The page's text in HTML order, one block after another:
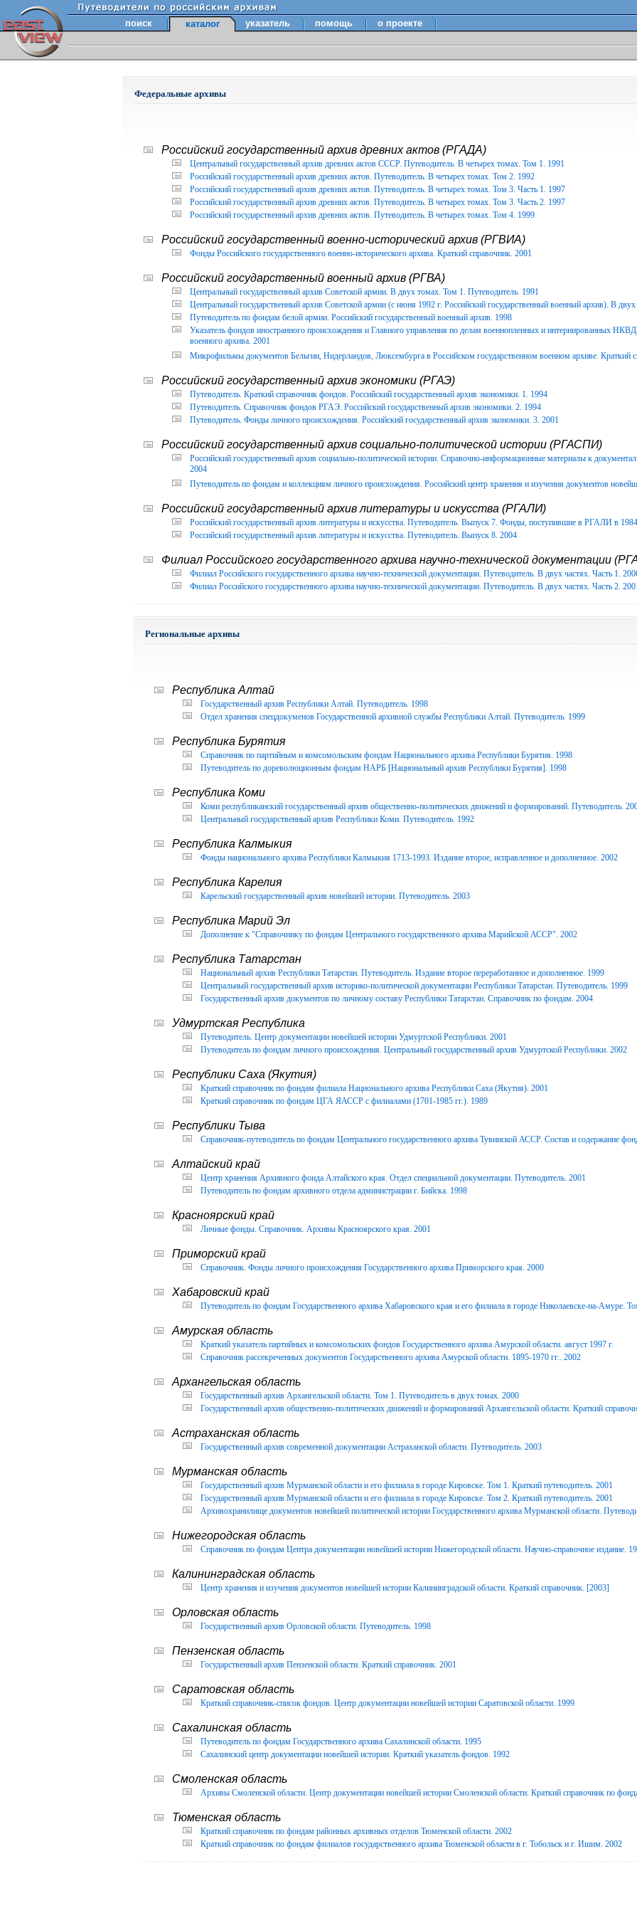
поиск каталог указатель помощь о проекте
Федеральные архивы
Российский государственный архив древних актов (РГАДА)
Центральный государственный архив древних актов СССР. Путеводитель. В четырех томах. Том 1. 1991
Российский государственный архив древних актов. Путеводитель. В четырех томах. Том 2. 1992
Российский государственный архив древних актов. Путеводитель. В четырех томах. Том 3. Часть 1. 1997
Российский государственный архив древних актов. Путеводитель. В четырех томах. Том 3. Часть 2. 1997
Российский государственный архив древних актов. Путеводитель. В четырех томах. Том 4. 1999
Российский государственный военно-исторический архив (РГВИА)
Фонды Российского государственного военно-исторического архива. Краткий справочник. 2001
Российский государственный военный архив (РГВА)
Центральный государственный архив Советской армии. В двух томах. Том 1. Путеводитель. 1991
Центральный государственный архив Советской армии (с июня 1992 г. Российский государственный военный архив). В
Путеводитель по фондам белой армии. Российский государственный военный архив. 1998
Указатель фондов иностранного происхождения и Главного управления по делам военнопленных и интернированных
военного архива. 2001
Микрофильмы документов Бельгии, Нидерландов, Люксембурга в Российском государственном военном архиве. Краткий
Российский государственный архив экономики (РГАЭ)
Путеводитель. Краткий справочник фондов. Российский государственный архив экономики. 1. 1994
Путеводитель. Справочник фондов РГАЭ. Российский государственный архив экономики. 2. 1994
Путеводитель. Фонды личного происхождения. Российский государственный архив экономики. 3. 2001
Российский государственный архив социально-политической истории (РГАСПИ)
Российский государственный архив социально-политической истории. Справочно-информационные материалы к
2004
Путеводитель по фондам и коллекциям личного происхождения. Российский центр хранения и изучения документов
Российский государственный архив литературы и искусства (РГАЛИ)
Российский государственный архив литературы и искусства. Путеводитель. Выпуск 7. Фонды, поступившие в РГАЛИ в
Российский государственный архив литературы и искусства. Путеводитель. Выпуск 8. 2004
Филиал Российского государственного архива научно-технической документации
Филиал Российского государственного архива научно-технической документации. Путеводитель. В двух частях. Часть 1.
Филиал Российского государственного архива научно-технической документации. Путеводитель. В двух частях. Часть 2.
Региональные архивы
Республика Алтай
Государственный архив Республики Алтай. Путеводитель. 1998
Отдел хранения спецдокуменов Государственной архивной службы Республики Алтай. Путеводитель. 1999
Республика Бурятия
Справочник по партийным и комсомольским фондам Национального архива Республики Бурятия. 1998
Путеводитель по дореволюционным фондам НАРБ [Национальный архив Республики Бурятия]. 1998
Республика Коми
Коми республиканский государственный архив общественно-политических движений и формирований. Путеводитель.
Центральный государственный архив Республики Коми. Путеводитель. 1992
Республика Калмыкия
Фонды национального архива Республики Калмыкия 1713-1993. Издание второе, исправленное и дополненное. 2002
Республика Карелия
Карельский государственный архив новейшей истории. Путеводитель. 2003
Республика Марий Эл
Дополнение к "Справочнику по фондам Центрального государственного архива Марийской АССР". 2002
Республика Татарстан
Национальный архив Республики Татарстан. Путеводитель. Издание второе переработанное и дополненное. 1999
Центральный государственный архив историко-политической документации Республики Татарстан. Путеводитель. 1999
Государственный архив документов по личному составу Республики Татарстан. Справочник по фондам. 2004
Удмуртская Республика
Путеводитель. Центр документации новейшей истории Удмуртской Республики. 2001
Путеводитель по фондам личного происхождения. Центральный государственный архив Удмуртской Республики. 2002
Республики Саха (Якутия)
Краткий справочник по фондам филиала Национального архива Республики Саха (Якутия). 2001
Краткий справочник по фондам ЦГА ЯАССР с филиалами (1701-1985 гг.). 1989
Республики Тыва
Справочник-путеводитель по фондам Центрального государственного архива Тувинской АССР. Состав и содержание
Алтайский край
Центр хранения Архивного фонда Алтайского края. Отдел специальной документации. Путеводитель. 2001
Путеводитель по фондам архивного отдела администрации г. Бийска. 1998
Красноярский край
Личные фонды. Справочник. Архивы Красноярского края. 2001
Приморский край
Справочник. Фонды личного происхождения Государственного архива Приморского края. 2000
Хабаровский край
Путеводитель по фондам Государственного архива Хабаровского края и его филиала в городе Николаевске-на-Амуре.
Амурская область
Краткий указатель партийных и комсомольских фондов Государственного архива Амурской области. август 1997 г.
Справочник рассекреченных документов Государственного архива Амурской области. 1895-1970 гг.. 2002
Архангельская область
Государственный архив Архангельской области. Том 1. Путеводитель в двух томах. 2000
Государственный архив общественно-политических движений и формирований Архангельской области. Краткий
Астраханская область
Государственный архив современной документации Астраханской области. Путеводитель. 2003
Мурманская область
Государственный архив Мурманской области и его филиала в городе Кировске. Том 1. Краткий путеводитель. 2001
Государственный архив Мурманской области и его филиала в городе Кировске. Том 2. Краткий путеводитель. 2001
Архивохранилище документов новейшей политической истории Государственного архива Мурманской области.
Нижегородская область
Справочник по фондам Центра документации новейшей истории Нижегородской области. Научно-справочное издание.
Калининградская область
Центр хранения и изучения документов новейшей истории Калининградской области. Краткий справочник. [2003]
Орловская область
Государственный архив Орловской области. Путеводитель. 1998
Пензенская область
Государственный архив Пензенской области. Краткий справочник. 2001
Саратовская область
Краткий справочник-список фондов. Центр документации новейшей истории Саратовской области. 1999
Сахалинская область
Путеводитель по фондам Государственного архива Сахалинской области. 1995
Сахалинский центр документации новейшей истории. Краткий указатель фондов. 1992
Смоленская область
Архивы Смоленской области. Центр документации новейшей истории Смоленской области. Краткий справочник по
Тюменская область
Краткий справочник по фондам районных архивных отделов Тюменской области. 2002
Краткий справочник по фондам филиалов государственного архива Тюменской области в г. Тобольск и г. Ишим. 2002